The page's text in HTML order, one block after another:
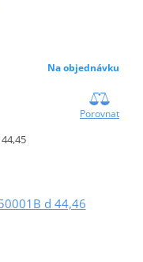
Na objednávku
Porovnat
d 44,46